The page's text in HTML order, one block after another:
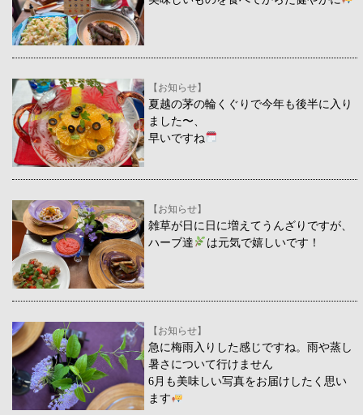
【お知らせ】
夏越の茅の輪くぐりで今年も後半に入り
ました〜、
早いですね
【お知らせ】
雑草が日に日に増えてうんざりですが、
ハーブ達
は元気で嬉しいです！
【お知らせ】
急に梅雨入りした感じですね。雨や蒸し
暑さについて行けません
6月も美味しい写真をお届けしたく思い
ます